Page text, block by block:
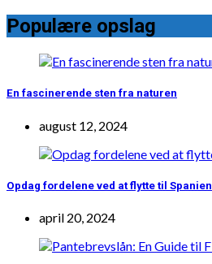
Populære opslag
En fascinerende sten fra naturen
august 12, 2024
Opdag fordelene ved at flytte til Spanien
april 20, 2024